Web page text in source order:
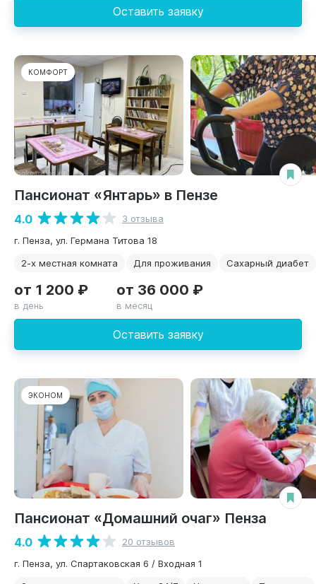
Оставить заявку
КОМФОРТ
Пансионат «Янтарь» в Пензе
4.0
3 отзыва
г. Пенза, ул. Германа Титова 18
2-х местная комната
Для проживания Сахарный диабет
Оставить заявку
от 1 200 ₽
в день
от 36 000 ₽
в месяц
ЭКОНОМ
Пансионат «Домашний очаг» Пенза
4.0
20 отзывов
г. Пенза, ул. Спартаковская 6 / Входная 1